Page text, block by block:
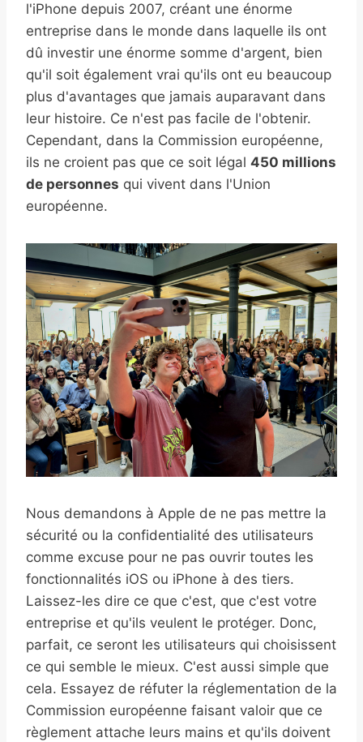
l'iPhone depuis 2007, créant une énorme
entreprise dans le monde dans laquelle ils ont
dû investir une énorme somme d'argent, bien
qu'il soit également vrai qu'ils ont eu beaucoup
plus d'avantages que jamais auparavant dans
leur histoire. Ce n'est pas facile de l'obtenir.
Cependant, dans la Commission européenne,
ils ne croient pas que ce soit légal 450 millions
de personnes qui vivent dans l'Union
européenne.
Nous demandons à Apple de ne pas mettre la
sécurité ou la confidentialité des utilisateurs
comme excuse pour ne pas ouvrir toutes les
fonctionnalités iOS ou iPhone à des tiers.
Laissez-les dire ce que c'est, que c'est votre
entreprise et qu'ils veulent le protéger. Donc,
parfait, ce seront les utilisateurs qui choisissent
ce qui semble le mieux. C'est aussi simple que
cela. Essayez de réfuter la réglementation de la
Commission européenne faisant valoir que ce
règlement attache leurs mains et qu'ils doivent